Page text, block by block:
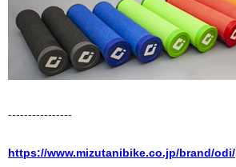
----------------
https://www.mizutanibike.co.jp/brand/odi/